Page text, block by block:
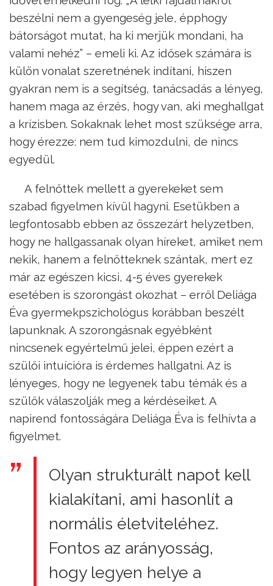
beszélni nem a gyengeség jele, épphogy
bátorságot mutat, ha ki merjük mondani, ha
valami nehéz” – emeli ki. Az idősek számára is
külön vonalat szeretnének indítani, hiszen
gyakran nem is a segítség, tanácsadás a lényeg,
hanem maga az érzés, hogy van, aki meghallgat
a krízisben. Sokaknak lehet most szüksége arra,
hogy érezze: nem tud kimozdulni, de nincs
egyedül.
A felnőttek mellett a gyerekeket sem
szabad figyelmen kívül hagyni. Esetükben a
legfontosabb ebben az összezárt helyzetben,
hogy ne hallgassanak olyan híreket, amiket nem
nekik, hanem a felnőtteknek szántak, mert ez
már az egészen kicsi, 4-5 éves gyerekek
esetében is szorongást okozhat – erről Deliága
Éva gyermekpszichológus korábban beszélt
lapunknak. A szorongásnak egyébként
nincsenek egyértelmű jelei, éppen ezért a
szülői intuícióra is érdemes hallgatni. Az is
lényeges, hogy ne legyenek tabu témák és a
szülők válaszolják meg a kérdéseiket. A
napirend fontosságára Deliága Éva is felhívta a
figyelmet.
Olyan strukturált napot kell
kialakítani, ami hasonlít a
normális életviteléhez.
Fontos az arányosság,
hogy legyen helye a